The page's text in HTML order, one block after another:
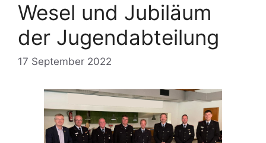
Wesel und Jubiläum
der Jugendabteilung
17 September 2022